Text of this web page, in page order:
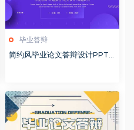
毕业答辩
简约风毕业论文答辩设计PPT